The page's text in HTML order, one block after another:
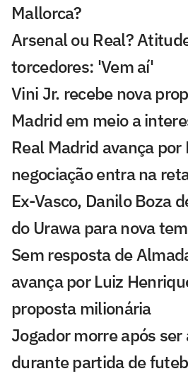
Mallorca?
Arsenal ou Real?
torcedores: 'Vem aí'
Vini Jr. recebe nova
Madrid em meio a
Real Madrid avança por
negociação entra na
Ex-Vasco, Danilo Boza
do Urawa para nova
Sem resposta de
avança por Luiz
proposta milionária
Jogador morre após
durante partida de